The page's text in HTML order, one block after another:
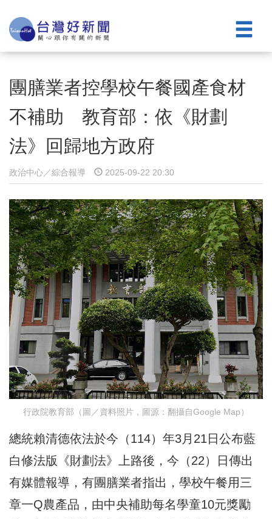
團膳業者控學校午餐國產食材
不補助 教育部：依《財劃
法》回歸地方政府
政治中心／綜合報導 2025-09-22 20:30
行政院教育部（圖／資料照片，圖源：翻攝自Google Map）
總統賴清德依法於今（114）年3月21日公布藍
白修法版《財劃法》上路後，今（22）日傳出
有媒體報導，有團膳業者指出，學校午餐用三
章一Q農產品，由中央補助每名學童10元獎勵